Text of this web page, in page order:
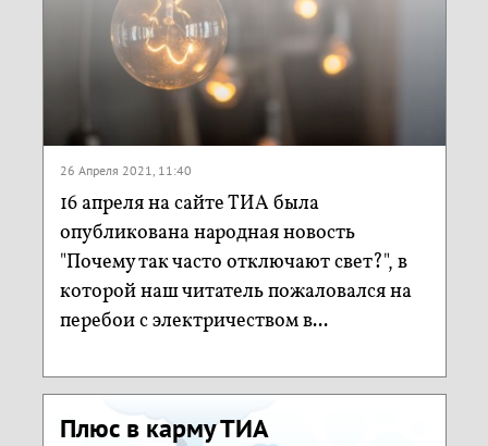
26 Апреля 2021, 11:40
16 апреля на сайте ТИА была
опубликована народная новость
"Почему так часто отключают свет?", в
которой наш читатель пожаловался на
перебои с электричеством в...
Плюс в карму ТИА